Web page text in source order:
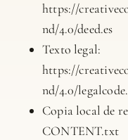
https://
nd/4.0/deed.es
Texto legal:
https://
nd/4.0/
Copia local de
CONTENT.txt